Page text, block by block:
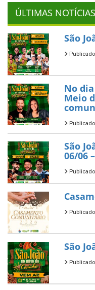
ÚLTIMAS NOTÍCIAS
São
No
Meio
São
06/06
São